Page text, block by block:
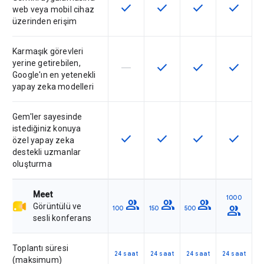
web veya mobil cihaz
üzerinden erişim
Bu özellik SKU'da kullanılabilir
check Bu özellik SKU'da
check Bu özellik
check Bu
check
Karmaşık görevleri
yerine getirebilen,
Google'ın en yetenekli
yapay zeka modelleri
Bu özellik söz konusu SKU
horizontal_rule Bu özellik SKU'da
check Bu özellik
check Bu
check
Gem'ler sayesinde
istediğiniz konuya
özel yapay zeka
destekli uzmanlar
oluşturma
Bu özellik SKU'da kullanılabilir
check Bu özellik SKU'da
check Bu özellik
check Bu
check
Meet
Görüntülü ve
sesli konferans
100 group 150 group 500 group 1000
group
Toplantı süresi
(maksimum)
24 saat 24 saat 24 saat 24 saat